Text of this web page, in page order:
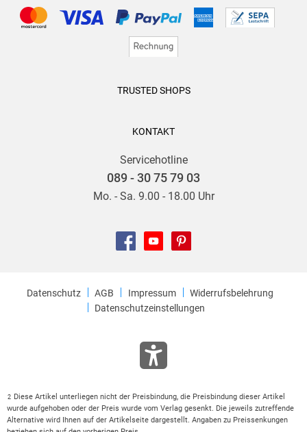
TRUSTED SHOPS
KONTAKT
Servicehotline
089 - 30 75 79 03
Mo. - Sa. 9.00 - 18.00 Uhr
Datenschutz AGB Impressum
Widerrufsbelehrung
Datenschutzeinstellungen
2
Diese Artikel unterliegen nicht der Preisbindung, die Preisbindung dieser Artikel
wurde aufgehoben oder der Preis wurde vom Verlag gesenkt. Die jeweils zutreffende
Alternative wird Ihnen auf der Artikelseite dargestellt. Angaben zu Preissenkungen